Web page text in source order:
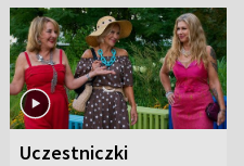
Uczestniczki